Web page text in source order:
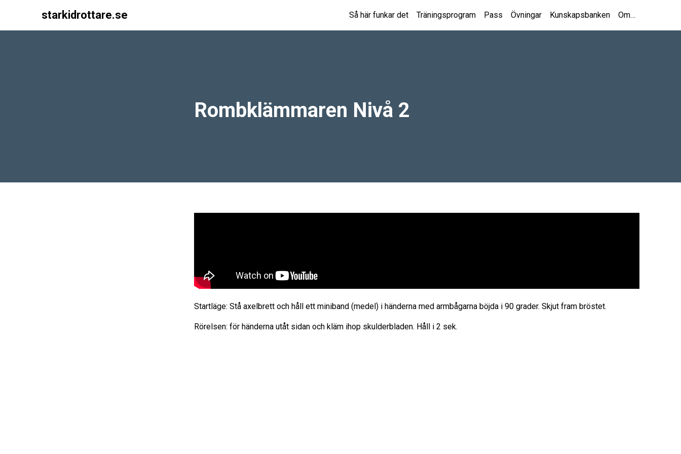
Main Navigation
starkidrottare.se Så här funkar det Träningsprogram Pass Övningar Kunskapsbanken Om…
Rombklämmaren Nivå 2
Startläge: Stå axelbrett och håll ett miniband (medel) i händerna med armbågarna böjda i 90 grader. Skjut fram bröstet.
Rörelsen: för händerna utåt sidan och kläm ihop skulderbladen. Håll i 2 sek.